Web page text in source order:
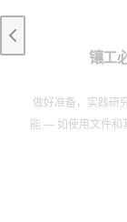
镶工
做好准备，实践研
能 — 如使用文件和
Previous slide